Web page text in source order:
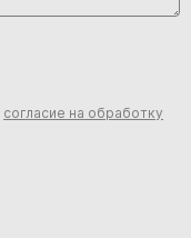
согласие на обработку